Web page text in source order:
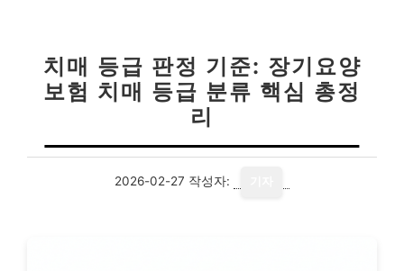
치매 등급 판정 기준: 장기요양
보험 치매 등급 분류 핵심 총정
리
2026-02-27 작성자: